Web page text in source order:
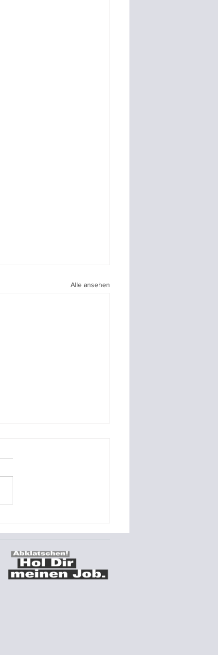
Alle ansehen
Tag der deutschen